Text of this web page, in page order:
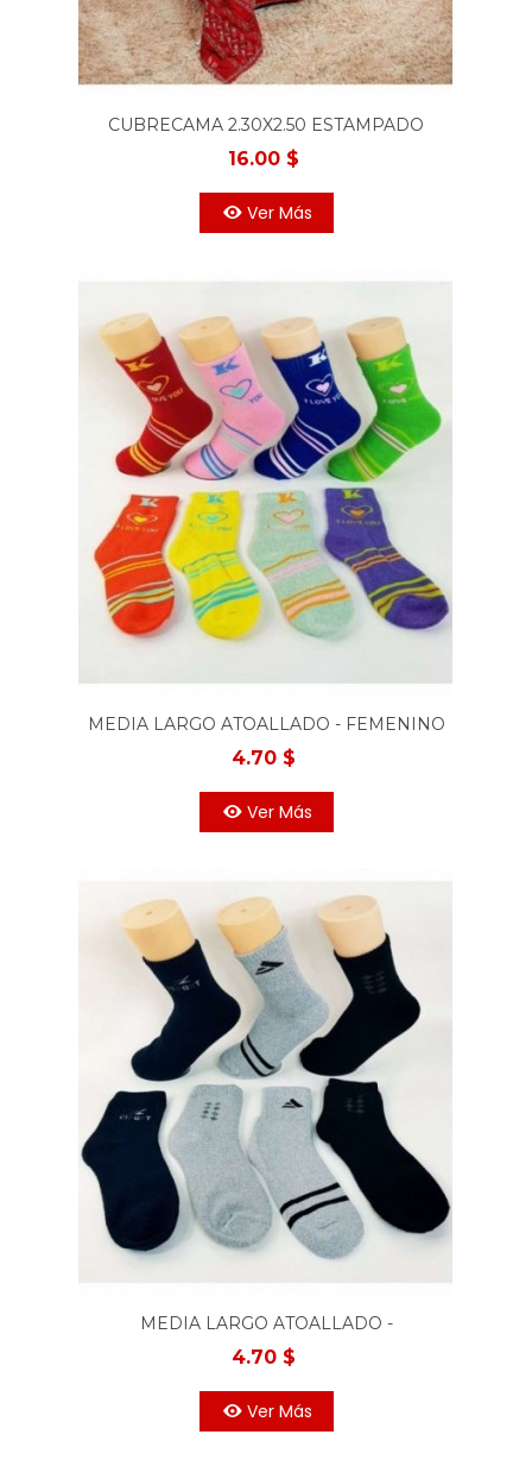
CUBRECAMA 2.30X2.50 ESTAMPADO
ROJO
16.00 $
Ver Más
MEDIA LARGO ATOALLADO - FEMENINO
4.70 $
Ver Más
MEDIA LARGO ATOALLADO -
MASCULINO
4.70 $
Ver Más